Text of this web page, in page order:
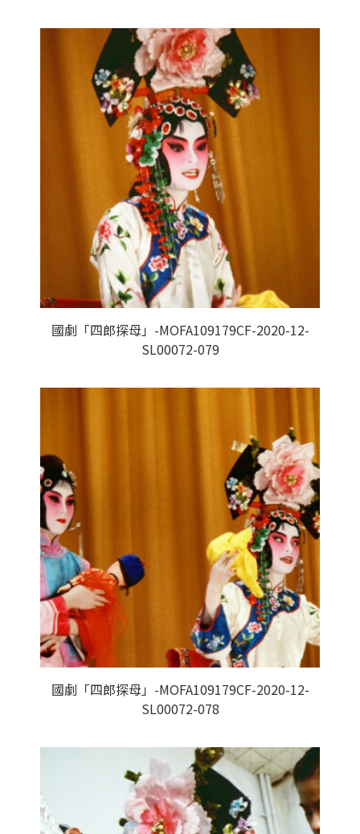
國劇「四郎探母」-MOFA109179CF-2020-12-
SL00072-079
國劇「四郎探母」-MOFA109179CF-2020-12-
SL00072-078